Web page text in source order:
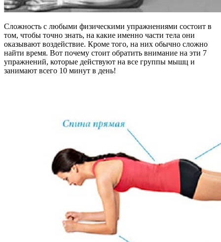
Сложность с любыми физическими упражнениями состоит в
том, чтобы точно знать, на какие именно части тела они
оказывают воздействие. Кроме того, на них обычно сложно
найти время. Вот почему стоит обратить внимание на эти 7
упражнений, которые действуют на все группы мышц и
занимают всего 10 минут в день!